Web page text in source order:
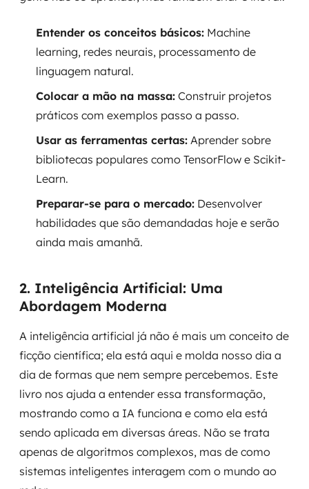
Entender os conceitos básicos: Machine
learning, redes neurais, processamento de
linguagem natural.
Colocar a mão na massa: Construir projetos
práticos com exemplos passo a passo.
Usar as ferramentas certas: Aprender sobre
bibliotecas populares como TensorFlow e Scikit-
Learn.
Preparar-se para o mercado: Desenvolver
habilidades que são demandadas hoje e serão
ainda mais amanhã.
2. Inteligência Artificial: Uma
Abordagem Moderna
A inteligência artificial já não é mais um conceito de
ficção científica; ela está aqui e molda nosso dia a
dia de formas que nem sempre percebemos. Este
livro nos ajuda a entender essa transformação,
mostrando como a IA funciona e como ela está
sendo aplicada em diversas áreas. Não se trata
apenas de algoritmos complexos, mas de como
sistemas inteligentes interagem com o mundo ao